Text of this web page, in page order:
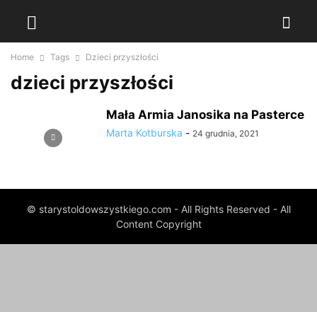
Home Tags Dzieci przyszłości
dzieci przyszłości
Mała Armia Janosika na Pasterce
Marta Kotburska - 24 grudnia, 2021
© starystoldowszystkiego.com - All Rights Reserved - All
Content Copyright